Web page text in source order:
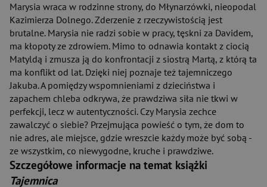
Marysia wraca w rodzinne strony, do Młynarzówki, nieopodal
Kazimierza Dolnego. Zderzenie z rzeczywistością jest
brutalne. Marysia nie radzi sobie w pracy, tęskni za Davidem,
ma kłopoty ze zdrowiem. Mimo to odnawia kontakt z ciocią
Matyldą i zmusza ją do konfrontacji z siostrą Martą, z którą ta
ma konflikt od lat. Dzięki niej poznaje też tajemniczego
Jakuba. A pomiędzy wspomnieniami z dzieciństwa i
zapachem chleba odkrywa, że prawdziwa siła nie tkwi w
perfekcji, lecz w autentyczności. Czy Marysia zechce
zawalczyć o siebie? Przejmująca powieść o tym, że dom to
nie adres, ale miejsce, gdzie wreszcie każdy może być sobą -
ze wszystkim, co niewygodne, kruche i prawdziwe.
Szczegółowe informacje na temat książki
Tajemnica